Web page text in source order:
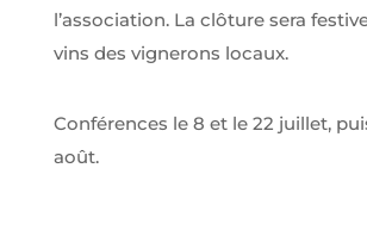
l’association. La clôture sera
vins des vignerons locaux.
Conférences le 8 et le 22 juillet,
août.